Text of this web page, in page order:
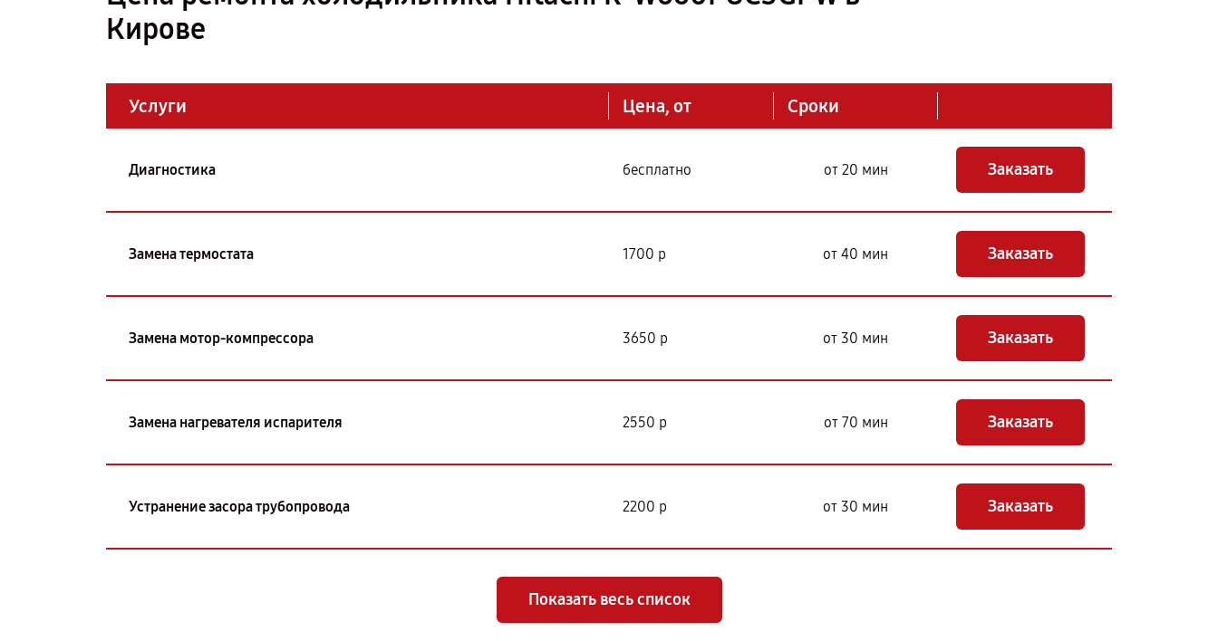
Кирове
Услуги Цена, от Сроки
Диагностика бесплатно от 20 мин Заказать
Замена термостата 1700 р от 40 мин Заказать
Замена мотор-компрессора 3650 р от 30 мин Заказать
Замена нагревателя испарителя 2550 р от 70 мин Заказать
Устранение засора трубопровода 2200 р от 30 мин Заказать
Показать весь список